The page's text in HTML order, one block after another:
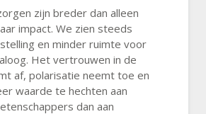
zijn breder dan alleen
impact. We zien steeds
en minder ruimte voor
Het vertrouwen in de
af, polarisatie neemt toe en
waarde te hechten aan
dan aan